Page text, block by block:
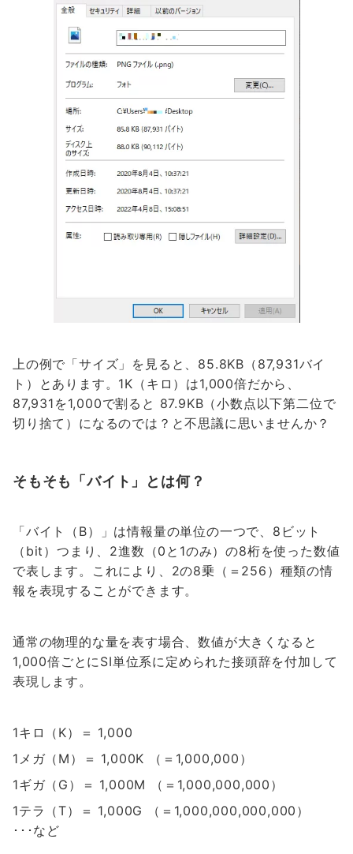
上の例で「サイズ」を見ると、85.8KB（87,931バイ
ト）とあります。1K（キロ）は1,000倍だから、
87,931を1,000で割ると 87.9KB（小数点以下第二位で
切り捨て）になるのでは？と不思議に思いませんか？
そもそも「バイト」とは何？
「バイト（B）」は情報量の単位の一つで、8ビット
（bit）つまり、2進数（0と1のみ）の8桁を使った数値
で表します。これにより、2の8乗（＝256）種類の情
報を表現することができます。
通常の物理的な量を表す場合、数値が大きくなると
1,000倍ごとにSI単位系に定められた接頭辞を付加して
表現します。
1キロ（K）＝ 1,000
1メガ（M）＝ 1,000K （＝1,000,000）
1ギガ（G）＝ 1,000M （＝1,000,000,000）
1テラ（T）＝ 1,000G （＝1,000,000,000,000）
･･･など